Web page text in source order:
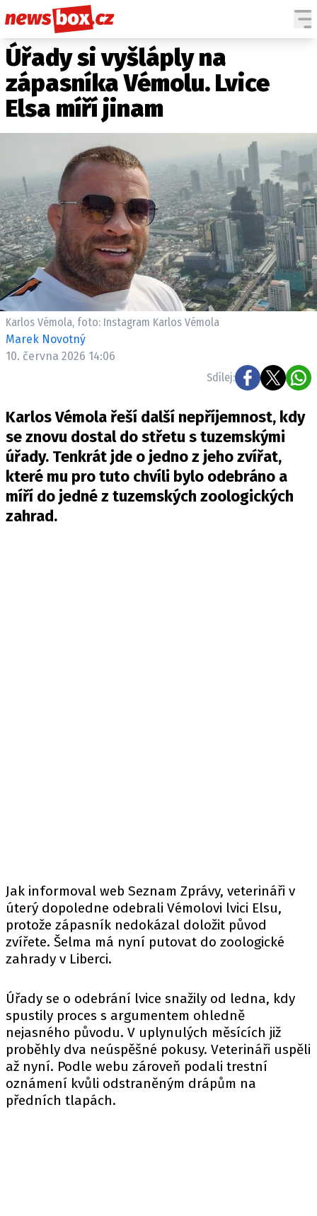
DOMÁCÍ
ZAHRANIČÍ
POČASÍ
KRIMI
SPOLEČNOST
SPORT
ČESKÉ CELEBRITY
SVĚTOVÉ CELEBRITY
SLEDUJTE NÁS NA|
Máte příběh, fotku nebo video?
Pošlete e-mail na newsbox.cz
KONTAKT
VYDAVATEL
INZERCE
OSOBNÍ ÚDAJE / COOKIES
VOLNÁ MÍSTA
Úřady si vyšláply na
zápasníka Vémolu. Lvice
Elsa míří jinam
Karlos Vémola, foto: Instagram Karlos Vémola
Marek Novotný
10. června 2026 14:06
Sdílej:
Karlos Vémola řeší další nepříjemnost, kdy
se znovu dostal do střetu s tuzemskými
úřady. Tenkrát jde o jedno z jeho zvířat,
které mu pro tuto chvíli bylo odebráno a
míří do jedné z tuzemských zoologických
zahrad.
Jak informoval web Seznam Zprávy, veterináři v
úterý dopoledne odebrali Vémolovi lvici Elsu,
protože zápasník nedokázal doložit původ
zvířete. Šelma má nyní putovat do zoologické
zahrady v Liberci.
Úřady se o odebrání lvice snažily od ledna, kdy
spustily proces s argumentem ohledně
nejasného původu. V uplynulých měsících již
proběhly dva neúspěšné pokusy. Veterináři uspěli
až nyní. Podle webu zároveň podali trestní
oznámení kvůli odstraněným drápům na
předních tlapách.